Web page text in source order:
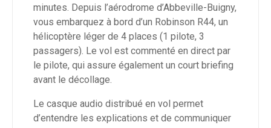
minutes. Depuis l’aérodrome d’Abbeville-Buigny,
vous embarquez à bord d’un Robinson R44, un
hélicoptère léger de 4 places (1 pilote, 3
passagers). Le vol est commenté en direct par
le pilote, qui assure également un court briefing
avant le décollage.
Le casque audio distribué en vol permet
d’entendre les explications et de communiquer